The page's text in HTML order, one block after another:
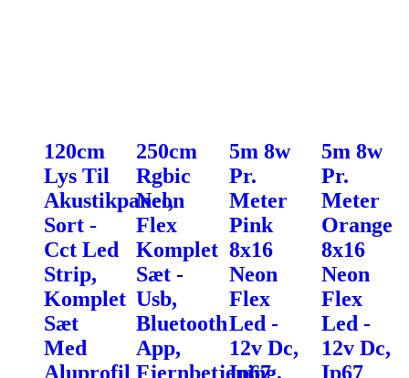
120cm
Lys Til
Akustikpanel,
Sort -
Cct Led
Strip,
Komplet
Sæt
Med
Aluprofil
250cm
Rgbic
Neon
Flex
Komplet
Sæt -
Usb,
Bluetooth
App,
Fjernbetjening,
5m 8w
Pr.
Meter
Pink
8x16
Neon
Flex
Led -
12v Dc,
Ip67
5m 8w
Pr.
Meter
Orange
8x16
Neon
Flex
Led -
12v Dc,
Ip67